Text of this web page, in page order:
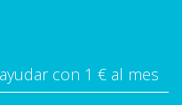
con 1 € al mes